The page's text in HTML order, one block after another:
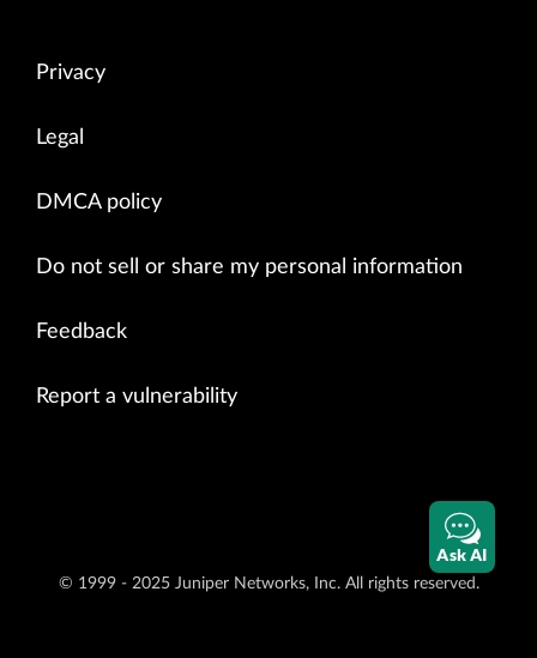
Privacy
Legal
DMCA policy
Do not sell or share my personal information
Feedback
Report a vulnerability
© 1999 - 2025 Juniper Networks, Inc. All rights reserved.
Ask AI